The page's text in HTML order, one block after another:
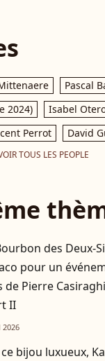
Pascal
2024)
Isabel
Perrot David
TOUS LES PEOPLE
des Deux-
pour un
de Pierre
II
2026
ce bijou luxueux,